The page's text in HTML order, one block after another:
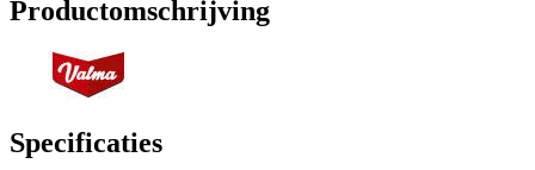
Productomschrijving
Specificaties